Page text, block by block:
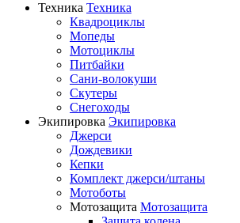
Техника Техника
Квадроциклы
Мопеды
Мотоциклы
Питбайки
Сани-волокуши
Скутеры
Снегоходы
Экипировка Экипировка
Джерси
Дождевики
Кепки
Комплект джерси/штаны
Мотоботы
Мотозащита Мотозащита